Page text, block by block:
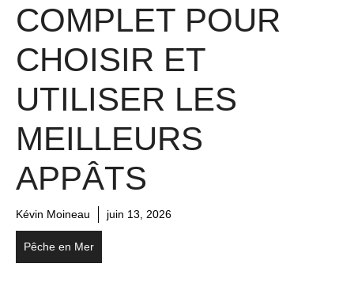
COMPLET POUR
CHOISIR ET
UTILISER LES
MEILLEURS
APPÂTS
Kévin Moineau juin 13, 2026
Pêche en Mer